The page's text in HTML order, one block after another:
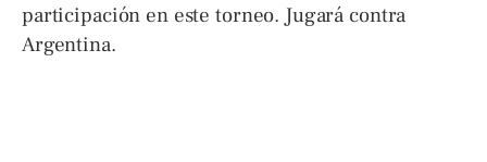
participación en este torneo. Jugará contra
Argentina.